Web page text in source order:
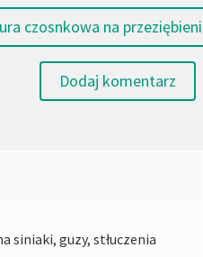
czosnkowa na
Dodaj komentarz
siniaki, guzy, stłuczenia